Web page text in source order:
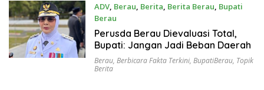
ADV, Berau, Berita, Berita Berau, Bupati
Berau
Juli 21, 2026
Perusda Berau Dievaluasi Total,
Bupati: Jangan Jadi Beban Daerah
Berau, Berbicara Fakta Terkini, BupatiBerau, Topik
Berita